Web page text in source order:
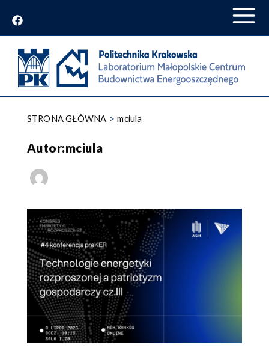
STRONA GŁÓWNA mciula
Autor:mciula